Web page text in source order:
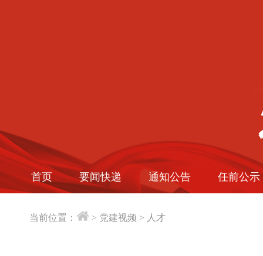
首页 要闻快递 通知公告 任前公示
当前位置： > 党建视频 > 人才